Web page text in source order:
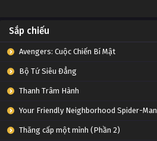
Sắp chiếu
Avengers: Cuộc Chiến Bí Mật
Bộ Tứ Siêu Đẳng
Thanh Trâm Hành
Your Friendly Neighborhood Spider-Man
Thăng cấp một mình (Phần 2)